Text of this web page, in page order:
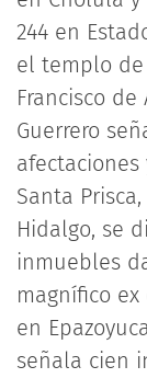
244 en
el templo de
Francisco de
Guerrero
Santa
Hidalgo, se
inmuebles
magnífico
en
señala cien